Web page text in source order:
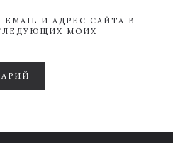
И АДРЕС САЙТА В
МОИХ